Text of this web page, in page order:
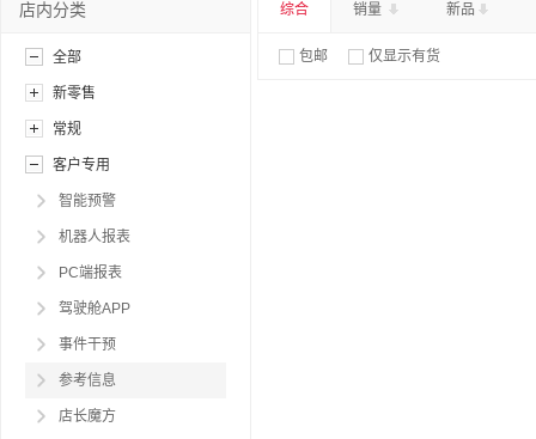
店内分类
全部
新零售
常规
客户专用
智能预警
机器人报表
PC端报表
驾驶舱APP
事件干预
参考信息
店长魔方
综合 销量 新品
包邮 仅显示有货